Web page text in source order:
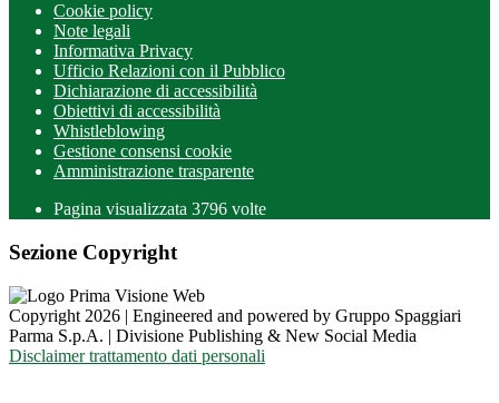
Cookie policy
Note legali
Informativa Privacy
Ufficio Relazioni con il Pubblico
Dichiarazione di accessibilità
Obiettivi di accessibilità
Whistleblowing
Gestione consensi cookie
Amministrazione trasparente
Pagina visualizzata 3796 volte
Sezione Copyright
Copyright 2026 | Engineered and powered by Gruppo Spaggiari
Parma S.p.A. | Divisione Publishing & New Social Media
Disclaimer trattamento dati personali